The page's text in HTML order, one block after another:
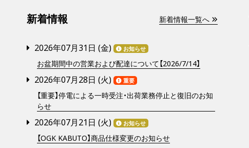
新着情報 新着情報一覧へ
2026年07月31日 (金) お知らせ
お盆期間中の営業および配達について【2026/7/14】
2026年07月28日 (火) 重要
【重要】停電による一時受注・出荷業務停止と復旧のお知
らせ
2026年07月21日 (火) お知らせ
【OGK KABUTO】商品仕様変更のお知らせ